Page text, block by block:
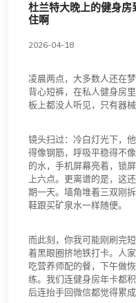
杜兰特大晚上的健身
住啊
2026-04-18
凌晨两点，大多数人还在
背心短裤，在私人健身房
板上都没人听见，只有器械
镜头扫过：冷白灯光下，
得像钢筋，呼吸平稳得不
的水，手机屏幕亮着，锁
上六点。更离谱的是，这
期一天。墙角堆着三双刚
鞋跟买矿泉水一样随便。
而此刻，你我可能刚刷完
着黑眼圈挤地铁打卡。人
吃营养师配的餐，下午做
练。我们连健身房年卡都
后连抬手回微信都觉得累成